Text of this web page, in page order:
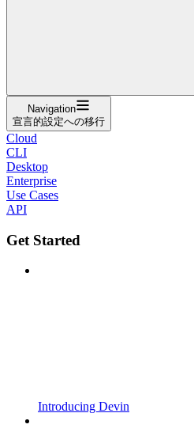
Navigation
宣言的設定への移行
Cloud
CLI
Desktop
Enterprise
Use Cases
API
Get Started
Introducing Devin